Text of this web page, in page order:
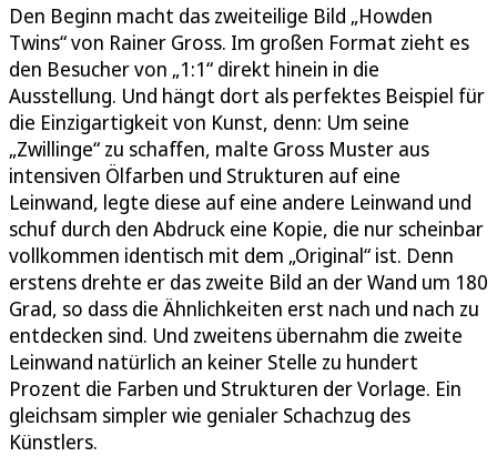
Den Beginn macht das zweiteilige Bild „Howden
Twins“ von Rainer Gross. Im großen Format zieht es
den Besucher von „1:1“ direkt hinein in die
Ausstellung. Und hängt dort als perfektes Beispiel für
die Einzigartigkeit von Kunst, denn: Um seine
„Zwillinge“ zu schaffen, malte Gross Muster aus
intensiven Ölfarben und Strukturen auf eine
Leinwand, legte diese auf eine andere Leinwand und
schuf durch den Abdruck eine Kopie, die nur scheinbar
vollkommen identisch mit dem „Original“ ist. Denn
erstens drehte er das zweite Bild an der Wand um 180
Grad, so dass die Ähnlichkeiten erst nach und nach zu
entdecken sind. Und zweitens übernahm die zweite
Leinwand natürlich an keiner Stelle zu hundert
Prozent die Farben und Strukturen der Vorlage. Ein
gleichsam simpler wie genialer Schachzug des
Künstlers.